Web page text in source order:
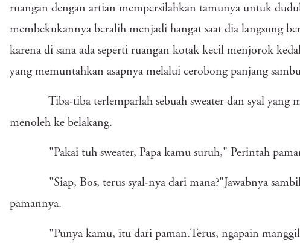
ruangan dengan artian mempersilahkan tamunya untuk
membekukannya beralih menjadi hangat saat dia langsung
karena di sana ada seperti ruangan kotak kecil menjorok
yang memuntahkan asapnya melalui cerobong panjang
Tiba-tiba terlemparlah sebuah sweater dan syal yang
menoleh ke belakang.
"Pakai tuh sweater, Papa kamu suruh," Perintah
"Siap, Bos, terus syal-nya dari mana?"Jawabnya
pamannya.
"Punya kamu, itu dari paman.Terus, ngapain